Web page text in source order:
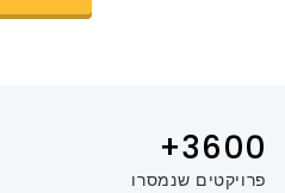
3600+
פרויקטים שנמסרו